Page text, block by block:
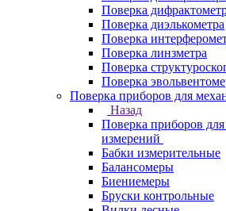
Поверка
Поверка диэлькометра
Поверка
Поверка линзметра
Поверка
Поверка
Поверка приборов для
Назад
Поверка приборов
измерений
Бабки измерительные
Балансомеры
Биениемеры
Бруски контрольные